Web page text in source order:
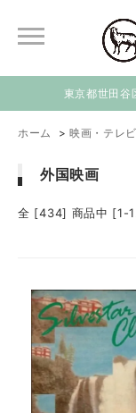
東京都世田谷
ホーム > 映画・テレ
外国映画
全 [434] 商品中 [1-